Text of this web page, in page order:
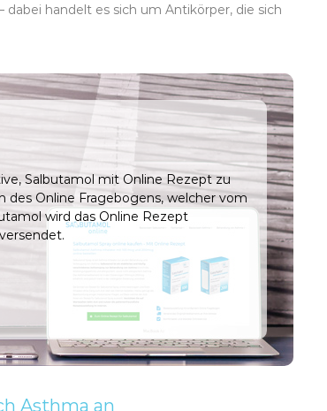
handelt es sich um Antikörper, die sich
Salbutamol mit Online Rezept zu
Online Fragebogens, welcher vom
wird das Online Rezept
Asthma an